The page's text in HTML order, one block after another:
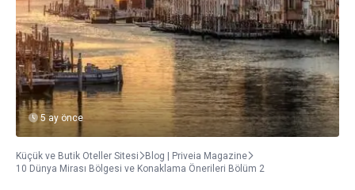
5 ay önce
Küçük ve Butik Oteller Sitesi
Blog | Priveia Magazine
10 Dünya Mirası Bölgesi ve Konaklama Önerileri Bölüm 2